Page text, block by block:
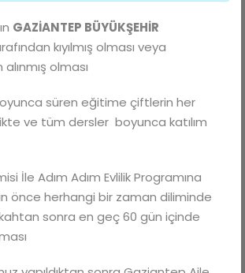
BÜYÜKŞEHİR BELEDİYESİ
İLE ADIM ADIM
Belediyesi tarafından
Akademisi’yle Adım Adım
yeni evlenen ya da evliliğe
yönelik kapsamlı bir eğitim
Bu programda; evlilikte roller,
nezaket ve sabır gibi
yanı sıra mahremiyet,
GAZİANTEP BÜYÜKŞEHİR
kıyılmış olması veya
olması
süren eğitime çiftlerin her
ve tüm dersler boyunca katılım
İle Adım Adım Evlilik Programına
önce herhangi bir zaman diliminde
sonra en geç 60 gün içinde